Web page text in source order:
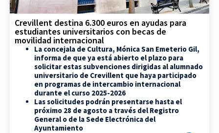
Crevillent destina 6.300 euros en ayudas para
estudiantes universitarios con becas de
movilidad internacional
La concejala de Cultura, Mónica San Emeterio Gil,
informa de que ya está abierto el plazo para
solicitar estas subvenciones dirigidas al alumnado
universitario de Crevillent que haya participado
en programas de intercambio internacional
durante el curso 2025-2026
Las solicitudes podrán presentarse hasta el
próximo 28 de agosto a través del Registro
General o de la Sede Electrónica del
Ayuntamiento